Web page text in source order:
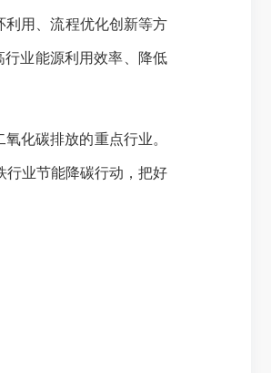
利用、流程优化创新等方
业能源利用效率、降低
化碳排放的重点行业。
行业节能降碳行动，把好